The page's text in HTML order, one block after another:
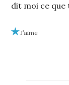
dit moi ce que
J’aime